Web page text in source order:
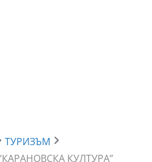
ТУРИЗЪМ
КУЛТУРА”